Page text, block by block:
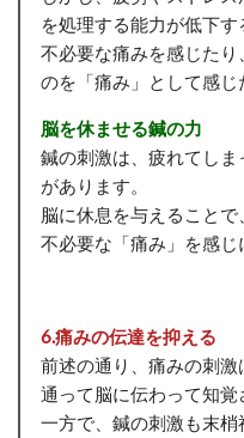
を処理する能力が低下す
不必要な痛みを感じた
のを「痛み」として感じ
脳を休ませる鍼の力
鍼の刺激は、疲れてし
があります。
脳に休息を与えることで
不必要な「痛み」を感じ
6.痛みの伝達を抑える
前述の通り、痛みの刺
通って脳に伝わって知覚
一方で、鍼の刺激も末